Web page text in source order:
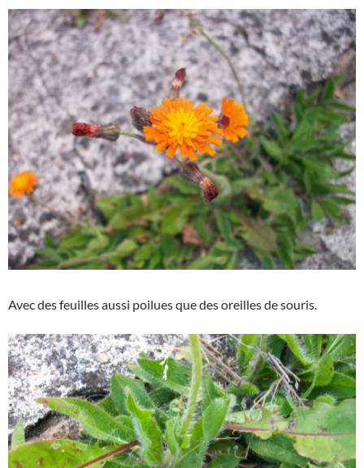
Avec des feuilles aussi poilues que des oreilles de souris.